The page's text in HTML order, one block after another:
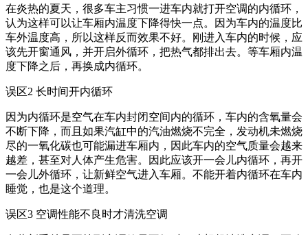
在炎热的夏天，很多车主习惯一进车内就打开空调的内循环，
认为这样可以让车厢内温度下降得快一点。因为车内的温度比
车外温度高，所以这样反而效果不好。刚进入车内的时候，应
该先开窗通风，并开启外循环，把热气都排出去。等车厢内温
度下降之后，再换成内循环。
误区2 长时间开内循环
因为内循环是空气在车内封闭空间内的循环，车内的含氧量会
不断下降，而且如果汽缸中的汽油燃烧不完全，发动机未燃烧
尽的一氧化碳也可能漏进车厢内，因此车内的空气质量会越来
越差，甚至对人体产生危害。因此应该开一会儿内循环，再开
一会儿外循环，让新鲜空气进入车厢。不能开着内循环在车内
睡觉，也是这个道理。
误区3 空调性能不良时才清洗空调